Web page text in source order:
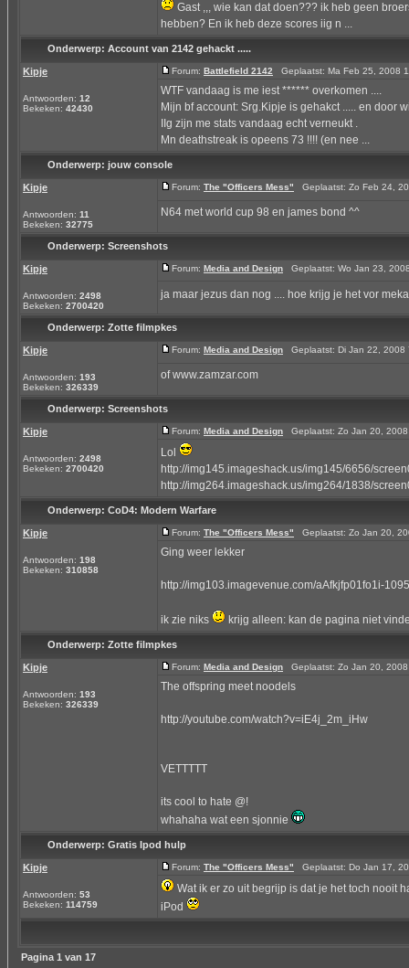
Gast ,,, wie kan dat doen??? ik heb geen
hebben? En ik heb deze scores iig n ...
Onderwerp: Account van 2142 gehackt .....
Kipje
Antwoorden: 12
Bekeken: 42430
Forum: Battlefield 2142 Geplaatst: Ma Feb 25, 2008
WTF vandaag is me iest ****** overkomen ....
Mijn bf account: Srg.Kipje is gehakct ..... en door
IIg zijn me stats vandaag echt verneukt .
Mn deathstreak is opeens 73 !!!! (en nee ...
Onderwerp: jouw console
Kipje
Antwoorden: 11
Bekeken: 32775
Forum: The "Officers Mess" Geplaatst: Zo Feb 24,
N64 met world cup 98 en james bond ^^
Onderwerp: Screenshots
Kipje
Antwoorden: 2498
Bekeken: 2700420
Forum: Media and Design Geplaatst: Wo Jan 23,
ja maar jezus dan nog .... hoe krijg je het vor
Onderwerp: Zotte filmpkes
Kipje
Antwoorden: 193
Bekeken: 326339
Forum: Media and Design Geplaatst: Di Jan 22,
of www.zamzar.com
Onderwerp: Screenshots
Kipje
Antwoorden: 2498
Bekeken: 2700420
Forum: Media and Design Geplaatst: Zo Jan 20,
Lol
http://img145.imageshack.us/img145/6656/
http://img264.imageshack.us/img264/1838/
Onderwerp: CoD4: Modern Warfare
Kipje
Antwoorden: 198
Bekeken: 310858
Forum: The "Officers Mess" Geplaatst: Zo Jan 20,
Ging weer lekker
http://img103.imagevenue.com/aAfkjfp01fo1i-
ik zie niks krijg alleen: kan de pagina niet
Onderwerp: Zotte filmpkes
Kipje
Antwoorden: 193
Bekeken: 326339
Forum: Media and Design Geplaatst: Zo Jan 20,
The offspring meet noodels
http://youtube.com/watch?v=iE4j_2m_iHw
VETTTTT
its cool to hate @!
whahaha wat een sjonnie
Onderwerp: Gratis Ipod hulp
Kipje
Antwoorden: 53
Bekeken: 114759
Forum: The "Officers Mess" Geplaatst: Do Jan 17,
Wat ik er zo uit begrijp is dat je het toch nooit
iPod
Pagina 1 van 17